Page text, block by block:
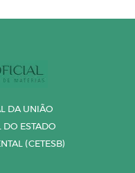
DA UNIÃO
DO ESTADO
(CETESB)